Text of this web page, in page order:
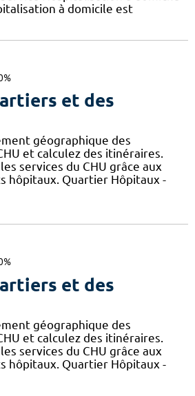
à domicile est
et des
géographique des
et calculez des itinéraires.
services du CHU grâce aux
hôpitaux. Quartier Hôpitaux -
et des
géographique des
et calculez des itinéraires.
services du CHU grâce aux
hôpitaux. Quartier Hôpitaux -